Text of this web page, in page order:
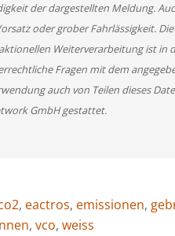
der dargestellten Meldung.
oder grober Fahrlässigkeit.
Weiterverarbeitung ist in
Fragen mit dem
auch von Teilen dieses
GmbH gestattet.
, eactros, emissionen,
, vco, weiss